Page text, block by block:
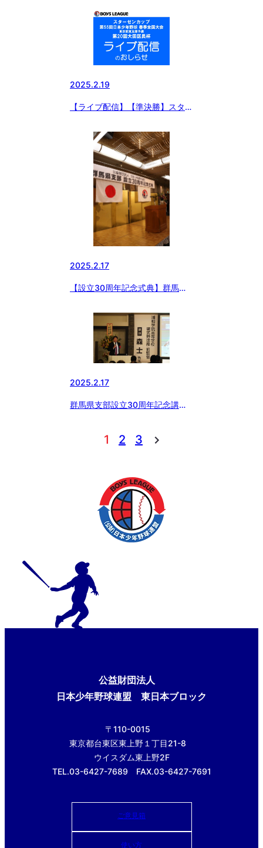
2025.2.19
【ライブ配信】【準決勝】スター
春季全国大会 東京都東支部予
選・第20回大田区長杯
2025.2.17
【設立30周年記念式典】群馬県
2025.2.17
群馬県支部設立30周年記念講演
1 2 3
公益財団法人
日本少年野球連盟 東日本ブロック
〒110-0015
東京都台東区東上野１丁目21-8
ウイスダム東上野2F
TEL.03-6427-7689 FAX.03-6427-7691
ご意見箱
使い方